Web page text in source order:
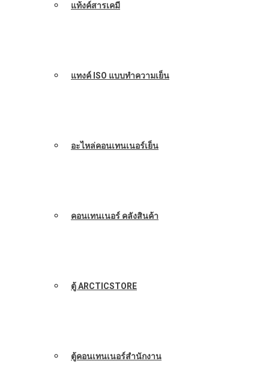
แท้งค์สารเคมี
แทงค์ ISO แบบทำความเย็น
อะไหล่คอนเทนเนอร์เย็น
คอนเทนเนอร์ คลังสินค้า
ตู้ ARCTICSTORE
ตู้คอนเทนเนอร์สำนักงาน